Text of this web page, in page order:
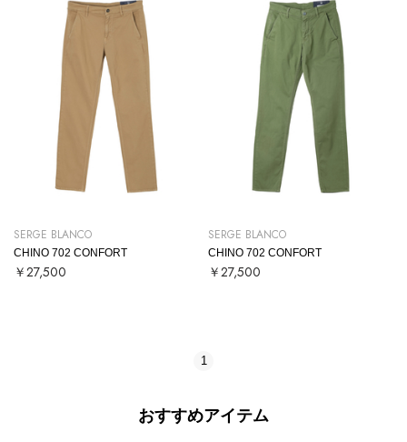
SERGE BLANCO
CHINO 702 CONFORT
￥27,500
SERGE BLANCO
CHINO 702 CONFORT
￥27,500
1
おすすめアイテム